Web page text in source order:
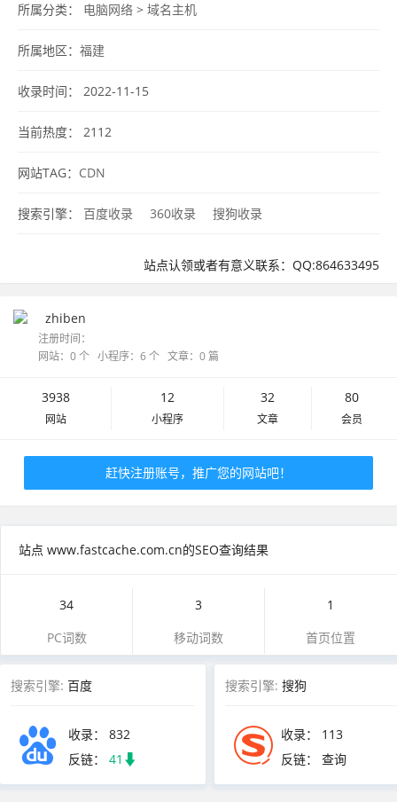
所属分类： 电脑网络 > 域名主机
所属地区： 福建
收录时间： 2022-11-15
当前热度： 2112
网站TAG： CDN
搜索引擎： 百度收录 360收录 搜狗收录
站点认领或者有意义联系：QQ:864633495
zhiben
注册时间：
网站：0 个 小程序：6 个 文章：0 篇
3938
网站
12
小程序
32
文章
80
会员
赶快注册账号，推广您的网站吧！
站点 www.fastcache.com.cn的SEO查询结果
34 3
1
PC词数
移动词数 首页位置
搜索引擎: 百度
收录： 832
反链： 41
搜索引擎: 搜狗
收录： 113
反链： 查询